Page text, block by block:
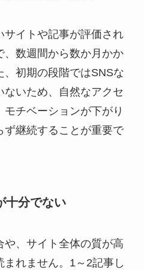
サイトや記事が評価され
、数週間から数か月かか
、初期の段階ではSNSな
ないため、自然なアクセ
チベーションが下がり
ず継続することが重要で
十分でない
、サイト全体の質が高
まれません。1～2記事し